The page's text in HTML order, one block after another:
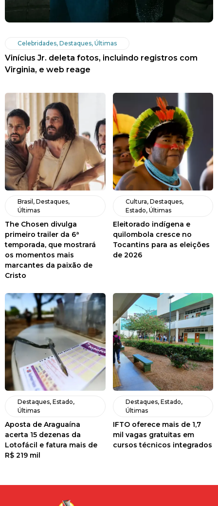
Celebridades, Destaques, Últimas
Vinícius Jr. deleta fotos, incluindo registros com
Virginia, e web reage
Brasil , Destaques,
Últimas
The Chosen divulga
primeiro trailer da 6ª
temporada, que mostrará
os momentos mais
marcantes da paixão de
Cristo
Cultura, Destaques,
Estado, Últimas
Eleitorado indígena e
quilombola cresce no
Tocantins para as eleições
de 2026
Destaques, Estado,
Últimas
Aposta de Araguaína
acerta 15 dezenas da
Lotofácil e fatura mais de
R$ 219 mil
Destaques, Estado,
Últimas
IFTO oferece mais de 1,7
mil vagas gratuitas em
cursos técnicos integrados